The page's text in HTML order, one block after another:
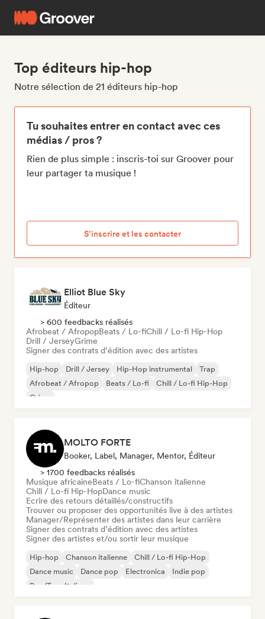
Top éditeurs hip-hop
Notre sélection de 21 éditeurs hip-hop
Tu souhaites entrer en contact avec ces
médias / pros ?
Rien de plus simple : inscris-toi sur Groover pour
leur partager ta musique !
S’inscrire et les contacter
Elliot Blue Sky
Éditeur
> 600 feedbacks réalisés
Afrobeat / AfropopBeats / Lo-fiChill / Lo-fi Hip-Hop
Drill / JerseyGrime
Signer des contrats d’édition avec des artistes
Hip-hop Drill / Jersey Hip-Hop instrumental
Trap
Afrobeat / Afropop
Beats / Lo-fi
Chill / Lo-fi Hip-Hop
Grime
MOLTO FORTE
Booker, Label, Manager, Mentor, Éditeur
> 1700 feedbacks réalisés
Musique africaineBeats / Lo-fiChanson italienne
Chill / Lo-fi Hip-HopDance music
Ecrire des retours détaillés/constructifs
Trouver ou proposer des opportunités live à des artistes
Manager/Représenter des artistes dans leur carrière
Signer des contrats d’édition avec des artistes
Signer des artistes et/ou sortir leur musique
Hip-hop Chanson italienne
Chill / Lo-fi Hip-Hop
Dance music
Dance pop Electronica
Indie pop
Rap/Trap Italiano